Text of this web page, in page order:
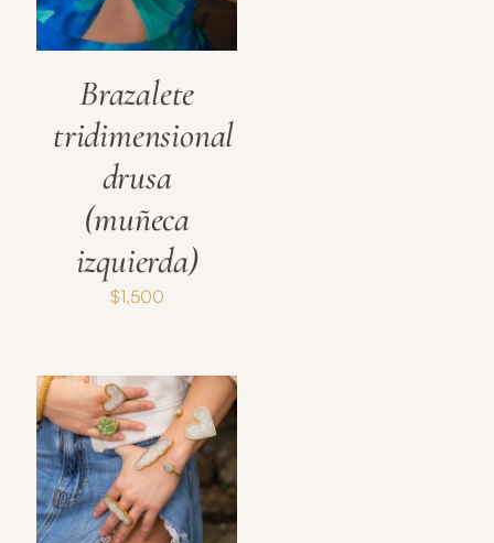
Brazalete
tridimensional
drusa
(muñeca
izquierda)
$1,500